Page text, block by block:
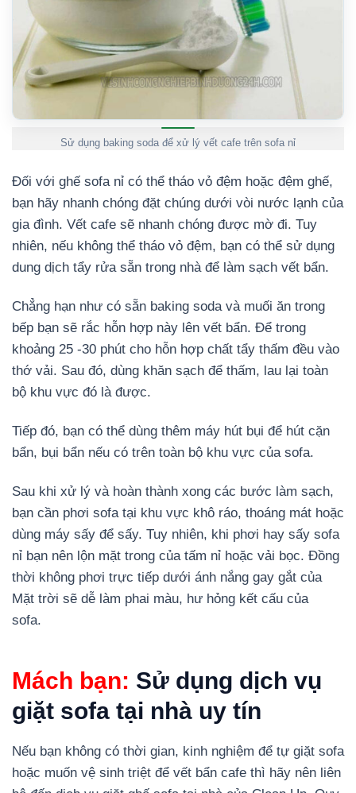
Sử dụng baking soda để xử lý vết cafe trên sofa nỉ
Đối với ghế sofa nỉ có thể tháo vỏ đệm hoặc đệm ghế,
bạn hãy nhanh chóng đặt chúng dưới vòi nước lạnh của
gia đình. Vết cafe sẽ nhanh chóng được mờ đi. Tuy
nhiên, nếu không thể tháo vỏ đệm, bạn có thể sử dụng
dung dịch tẩy rửa sẵn trong nhà để làm sạch vết bẩn.
Chẳng hạn như có sẵn baking soda và muối ăn trong
bếp bạn sẽ rắc hỗn hợp này lên vết bẩn. Để trong
khoảng 25 -30 phút cho hỗn hợp chất tẩy thấm đều vào
thớ vải. Sau đó, dùng khăn sạch để thấm, lau lại toàn
bộ khu vực đó là được.
Tiếp đó, bạn có thể dùng thêm máy hút bụi để hút cặn
bẩn, bụi bẩn nếu có trên toàn bộ khu vực của sofa.
Sau khi xử lý và hoàn thành xong các bước làm sạch,
bạn cần phơi sofa tại khu vực khô ráo, thoáng mát hoặc
dùng máy sấy để sấy. Tuy nhiên, khi phơi hay sấy sofa
nỉ bạn nên lộn mặt trong của tấm nỉ hoặc vải bọc. Đồng
thời không phơi trực tiếp dưới ánh nắng gay gắt của
Mặt trời sẽ dễ làm phai màu, hư hỏng kết cấu của
sofa.
Mách bạn: Sử dụng dịch vụ
giặt sofa tại nhà uy tín
Nếu bạn không có thời gian, kinh nghiệm để tự giặt sofa
hoặc muốn vệ sinh triệt để vết bẩn cafe thì hãy nên liên